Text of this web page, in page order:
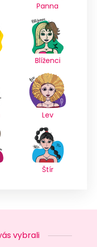
Panna
Blíženci
Lev
Štír
vybrali